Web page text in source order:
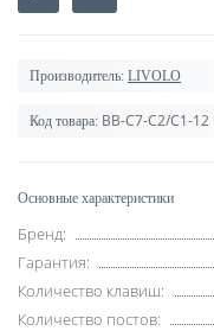
Производитель: LIVOLO
Код товара: BB-C7-C2/C1-12
Основные характеристики
Бренд:
Гарантия:
Количество клавиш:
Количество постов: